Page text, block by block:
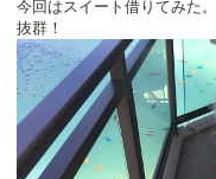
今回はスイート借りてみ
抜群！